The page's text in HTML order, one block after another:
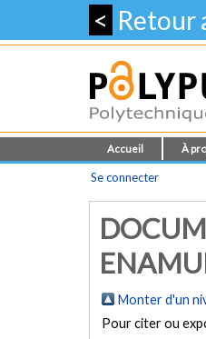
< Retour
Accueil À
Se connecter
Monter d'un
Pour citer ou